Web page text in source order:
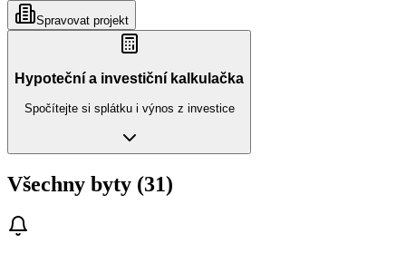
Spravovat projekt
Hypoteční a investiční kalkulačka
Spočítejte si splátku i výnos z investice
Všechny byty (31)